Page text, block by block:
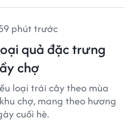
phút trước
quả đặc trưng
chợ
loại trái cây theo mùa
chợ, mang theo hương
cuối hè.